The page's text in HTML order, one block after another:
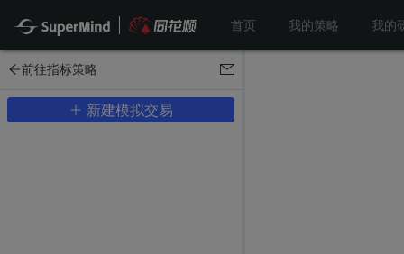
首页 我的策略 我的
前往指标策略
新建模拟交易